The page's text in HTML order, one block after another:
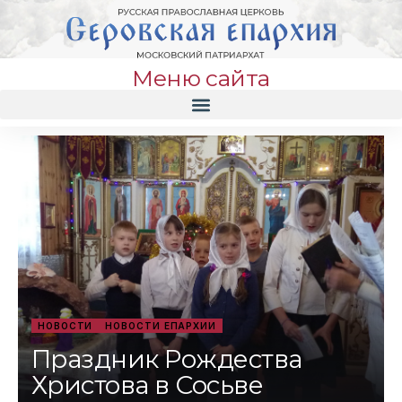
Меню сайта
НОВОСТИ НОВОСТИ ЕПАРХИИ
Праздник Рождества
Христова в Сосьве